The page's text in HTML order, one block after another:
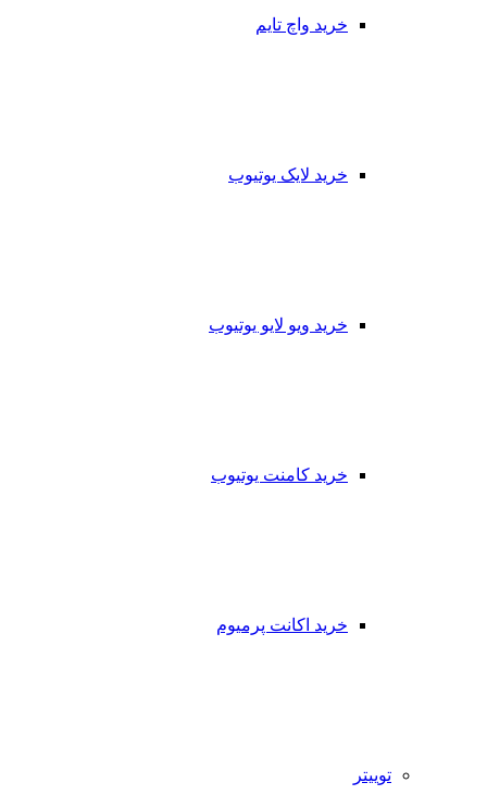
خرید واچ تایم
خرید لایک یوتیوب
خرید ویو لایو یوتیوب
خرید کامنت یوتیوب
خرید اکانت پرمیوم
توییتر